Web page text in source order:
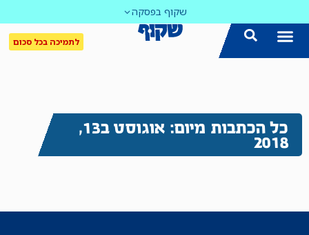
שקוף בפסקה
לתמיכה בכל סכום
כל הכתבות מיום: אוגוסט ב13,
2018